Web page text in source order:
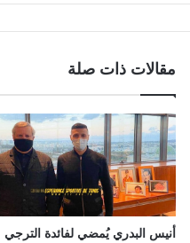
مقالات ذات صلة
أنيس البدري يُمضي لفائدة الترجي